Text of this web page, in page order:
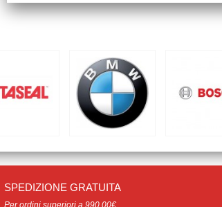
SPEDIZIONE GRATUITA
Per ordini superiori a 990.00€